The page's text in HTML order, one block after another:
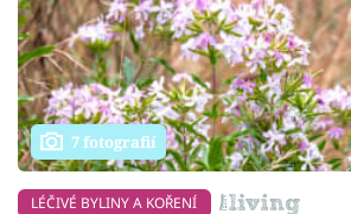
7 fotografií
LÉČIVÉ BYLINY A KOŘENÍ